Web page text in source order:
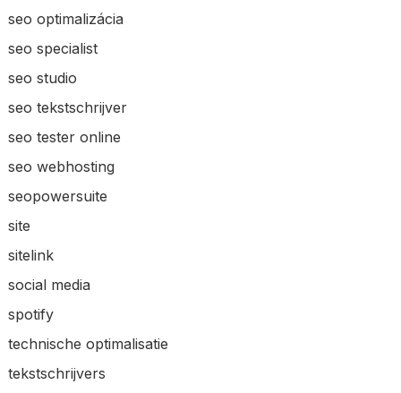
seo optimalizácia
seo specialist
seo studio
seo tekstschrijver
seo tester online
seo webhosting
seopowersuite
site
sitelink
social media
spotify
technische optimalisatie
tekstschrijvers